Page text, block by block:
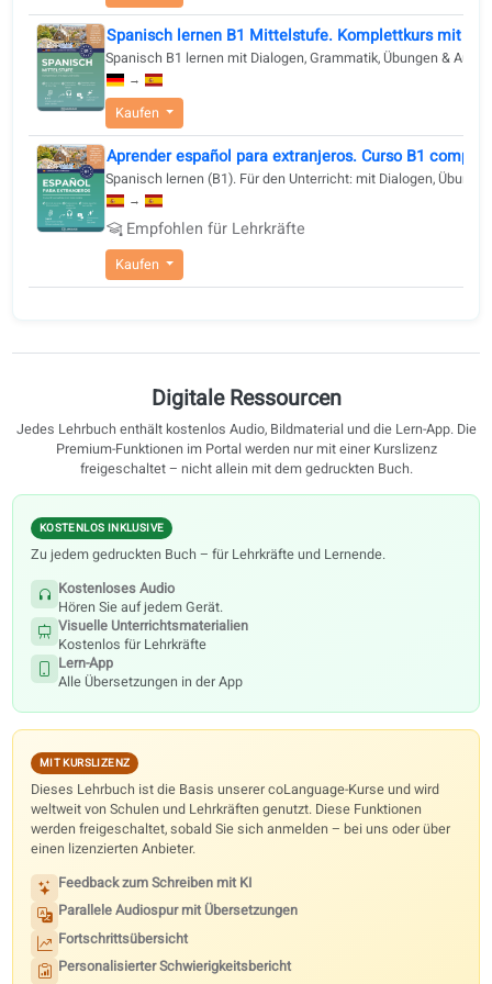
Reihe von A1 bis C1 und bietet einen klaren, aufbauenden
Lernpfad, um Sprachziele zu erreichen und sich gezielt auf
DELE-Prüfung vorzubereiten.
Kaufen
Imparare lo spagnolo B1 intermedio. Corso
Spanisch B1 lernen mit Texten, Audio, Video und
→
Kaufen
Spanisch lernen B1 Mittelstufe. Komplettkurs
Spanisch B1 lernen mit Dialogen, Grammatik,
→
Kaufen
→
Empfohlen für Lehrkräfte
Kaufen
Digitale Ressourcen
Jedes Lehrbuch enthält kostenlos Audio, Bildmaterial und die Lern-
Premium-Funktionen im Portal werden nur mit einer Kurslizenz
freigeschaltet – nicht allein mit dem gedruckten Buch.
KOSTENLOS INKLUSIVE
Zu jedem gedruckten Buch – für Lehrkräfte und Lernende.
Kostenloses Audio
Hören Sie auf jedem Gerät.
Visuelle Unterrichtsmaterialien
Kostenlos für Lehrkräfte
Lern-App
Alle Übersetzungen in der App